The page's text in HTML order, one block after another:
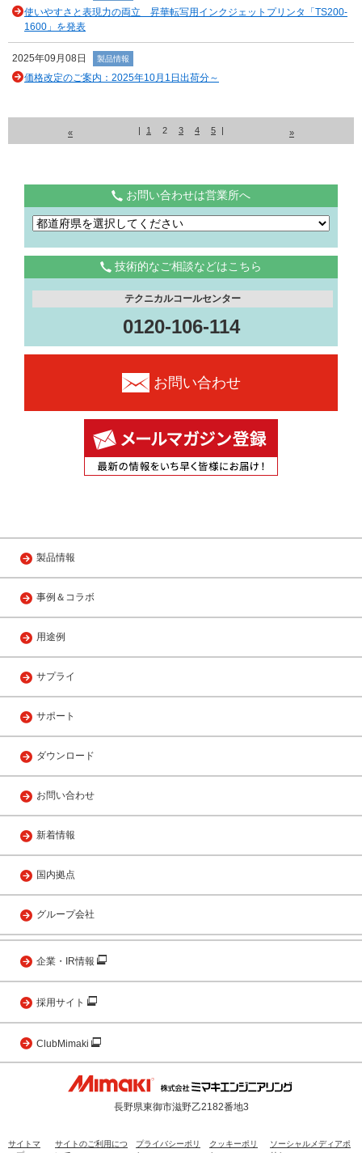
使いやすさと表現力の両立 昇華転写用インクジェットプリンタ「TS200-
1600」を発表
2025年09月08日 製品情報
価格改定のご案内：2025年10月1日出荷分～
« | 1 2 3 4 5 | »
お問い合わせは営業所へ
技術的なご相談などはこちら
テクニカルコールセンター
0120-106-114
お問い合わせ
製品情報
事例＆コラボ
用途例
サプライ
サポート
ダウンロード
お問い合わせ
新着情報
国内拠点
グループ会社
企業・IR情報
採用サイト
ClubMimaki
長野県東御市滋野乙2182番地3
サイトマ
サイトのご利用につ
プライバシーポリ
クッキーポリ
ソーシャルメディアポ